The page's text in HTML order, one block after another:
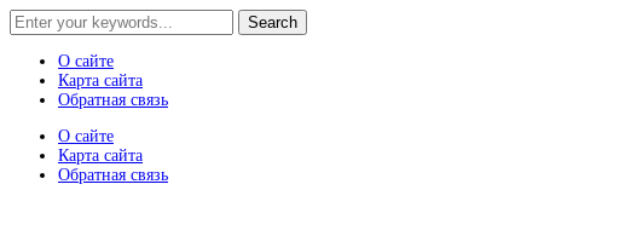
О сайте
Карта сайта
Обратная связь
О сайте
Карта сайта
Обратная связь